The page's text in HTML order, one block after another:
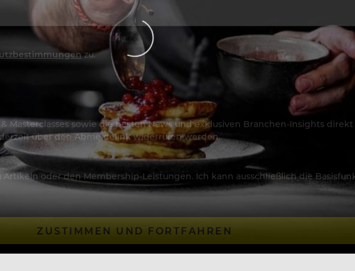
zu.
Masterclasses sowie die besten News und exklusiven Branchen-Insights
über den Abmeldelink widerrufen werden.
oder den Membership-Leistungen. Ich kann ausschließlich die
ZUSTIMMEN UND FORTFAHREN